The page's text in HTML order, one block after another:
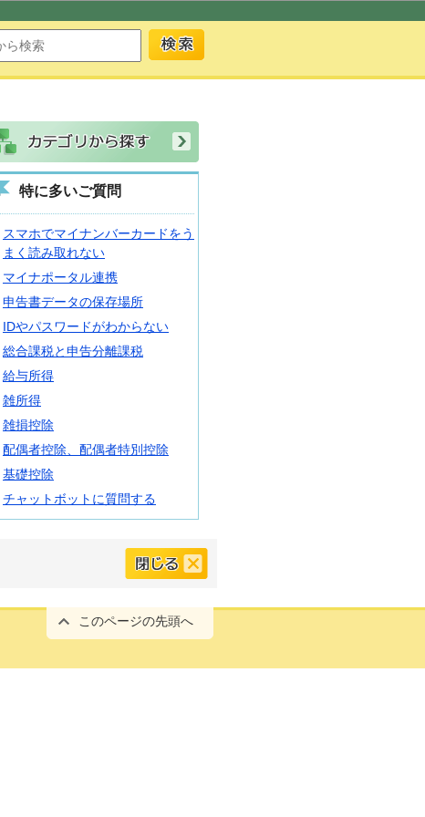
特に多いご質問
スマホでマイナンバーカードをう
まく読み取れない
マイナポータル連携
申告書データの保存場所
IDやパスワードがわからない
総合課税と申告分離課税
給与所得
雑所得
雑損控除
配偶者控除、配偶者特別控除
基礎控除
チャットボットに質問する
このページの先頭へ